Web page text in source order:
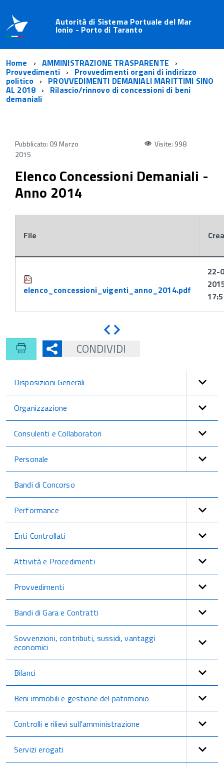
Autorità di Sistema Portuale del Mar
Ionio - Porto di Taranto
Home AMMINISTRAZIONE TRASPARENTE
Provvedimenti Provvedimenti organi di indirizzo
politico PROVVEDIMENTI DEMANIALI MARITTIMI SINO
AL 2018 Rilascio/rinnovo di concessioni di beni
demaniali
Pubblicato: 09 Marzo
2015
Visite: 998
Elenco Concessioni Demaniali -
Anno 2014
File
elenco_concessioni_vigenti_anno_2014.pdf
22-
Indietro
CONDIVIDI
Disposizioni Generali
Organizzazione
Consulenti e Collaboratori
Personale
Bandi di Concorso
Performance
Enti Controllati
Attività e Procedimenti
Provvedimenti
Bandi di Gara e Contratti
Sovvenzioni, contributi, sussidi, vantaggi
economici
Bilanci
Beni immobili e gestione del patrimonio
Controlli e rilievi sull'amministrazione
Servizi erogati